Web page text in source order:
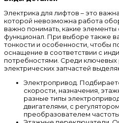
Электрика для лифтов – это
которой невозможна работа
важно понимать, какие
функционал. При выборе также
тонкости и особенности, чтобы
оснащение в соответствии с
потребностями. Среди ключевых
электрических запчастей
Электропривод.
скорости, назначения,
разные типы
двигателями, с
преобразователем частоты.